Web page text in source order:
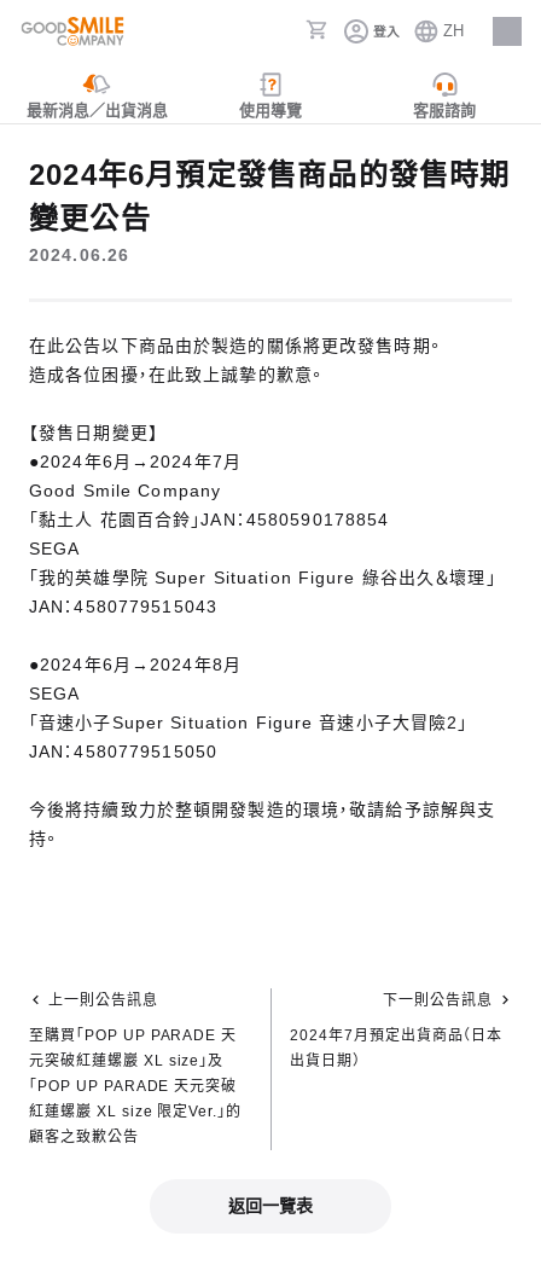
登入 ZH
人才招募
最新消息／出貨消息 使用導覽 客服諮詢
2024年6月預定發售商品的發售時期
變更公告
2024.06.26
在此公告以下商品由於製造的關係將更改發售時期。
造成各位困擾，在此致上誠摯的歉意。
【發售日期變更】
●2024年6月→2024年7月
Good Smile Company
「黏土人 花園百合鈴」JAN：4580590178854
SEGA
「我的英雄學院 Super Situation Figure 綠谷出久＆壞理」
JAN：4580779515043
●2024年6月→2024年8月
SEGA
「音速小子Super Situation Figure 音速小子大冒險2」
JAN：4580779515050
今後將持續致力於整頓開發製造的環境，敬請給予諒解與支
持。
上一則公告訊息
至購買「POP UP PARADE 天
元突破紅蓮螺巖 XL size」及
「POP UP PARADE 天元突破
紅蓮螺巖 XL size 限定Ver.」的
顧客之致歉公告
下一則公告訊息
2024年7月預定出貨商品（日本
出貨日期）
返回一覽表